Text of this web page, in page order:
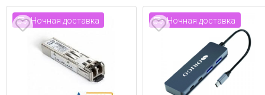
Ночная доставка Ночная доставка